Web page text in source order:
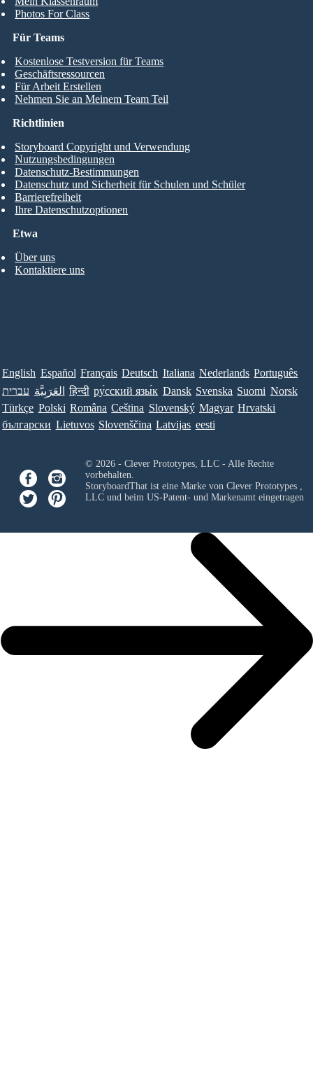
Photos For Class
Für Teams
Kostenlose Testversion für Teams
Geschäftsressourcen
Für Arbeit Erstellen
Nehmen Sie an Meinem Team Teil
Etwa
Über uns
Kontaktiere uns
Richtlinien
Storyboard Copyright und Verwendung
Nutzungsbedingungen
Datenschutz-Bestimmungen
Datenschutz und Sicherheit für Schulen und Schüler
Barrierefreiheit
Ihre Datenschutzoptionen
English Español Français Deutsch Italiana Nederlands Português
עברית العَرَبِيَّة हिन्दी ру́сский язы́к Dansk Svenska Suomi Norsk
Türkçe Polski Româna Ceština Slovenský Magyar Hrvatski
български Lietuvos Slovenščina Latvijas eesti
© 2026 - Clever Prototypes, LLC - Alle Rechte
vorbehalten.
StoryboardThat ist eine Marke von Clever Prototypes ,
LLCund beim US-Patent- und Markenamt eingetragen